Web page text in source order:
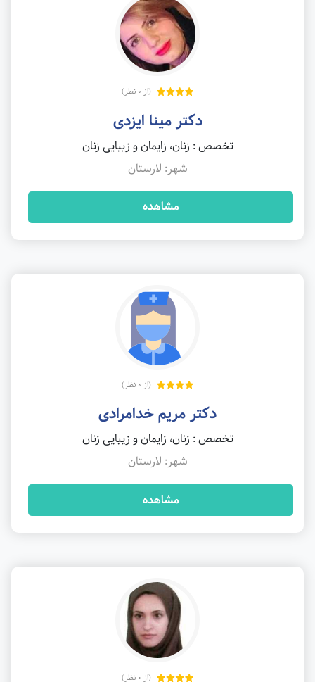
(از 0 نظر)
دکتر مینا ایزدی
تخصص : زنان، زایمان و زیبایی زنان
شهر: لارستان
مشاهده
(از 0 نظر)
دکتر مریم خدامرادی
تخصص : زنان، زایمان و زیبایی زنان
شهر: لارستان
مشاهده
(از 0 نظر)